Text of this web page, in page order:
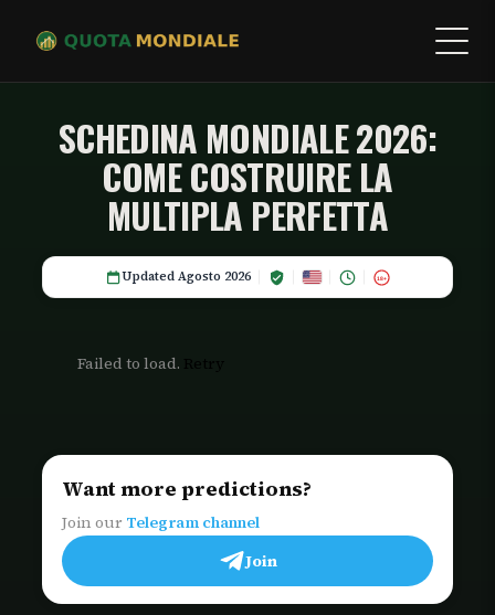
SCHEDINA MONDIALE 2026:
COME COSTRUIRE LA
MULTIPLA PERFETTA
Updated Agosto 2026 18+
Failed to load.
Want more predictions?
Join our Telegram channel
Join